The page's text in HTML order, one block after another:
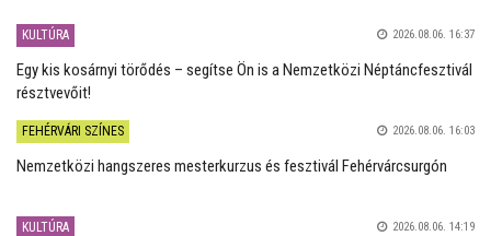
KULTÚRA 2026.08.06. 16:37
Egy kis kosárnyi törődés – segítse Ön is a Nemzetközi Néptáncfesztivál
résztvevőit!
FEHÉRVÁRI SZÍNES 2026.08.06. 16:03
Nemzetközi hangszeres mesterkurzus és fesztivál Fehérvárcsurgón
KULTÚRA 2026.08.06. 14:19